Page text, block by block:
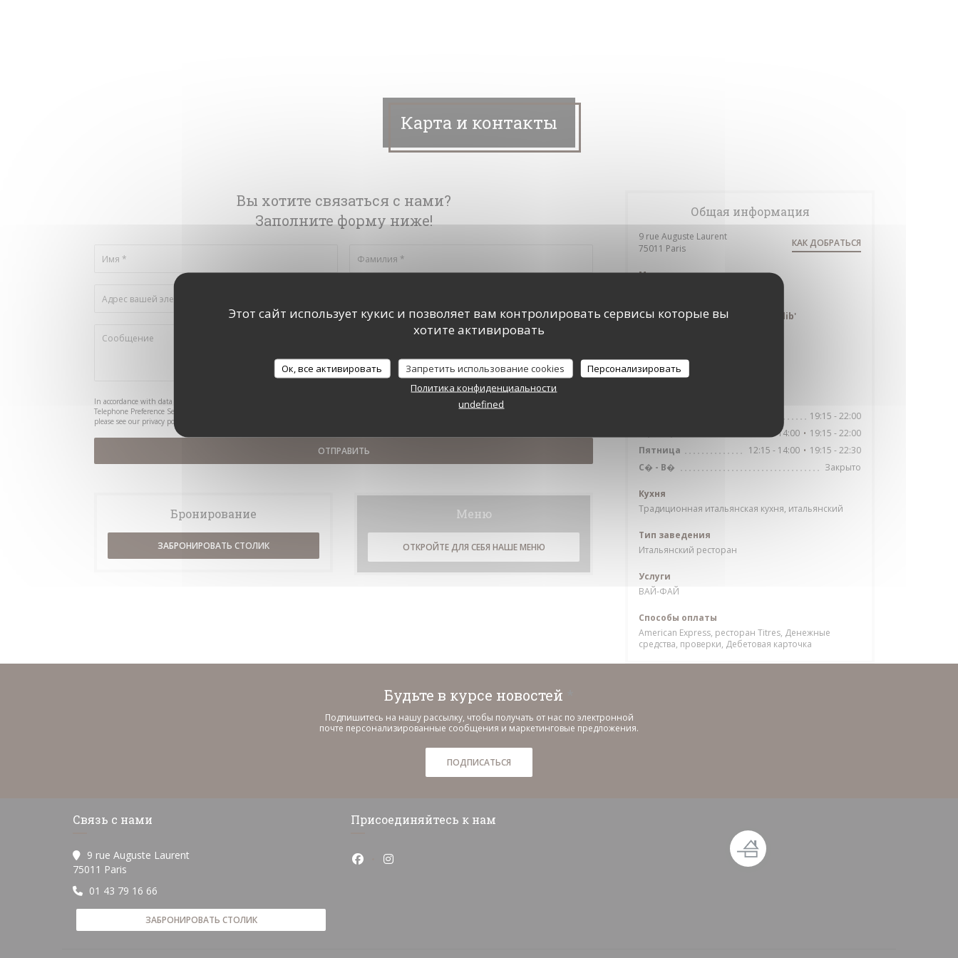
Этот сайт использует кукис и позволяет вам контролировать сервисы которые вы
хотите активировать
Ок, все активировать Запретить использование cookies
Персонализировать
Политика конфиденциальности
undefined
Карта и контакты
Вы хотите связаться с нами?
Заполните форму ниже!
In accordance with data protection regulations, you have the right to opt out of marketing communications. UK residents can register with the
Telephone Preference Service at
. For more information about how we process your data,
please see our privacy policy
Бронирование
ЗАБРОНИРОВАТЬ СТОЛИК
Меню
ОТКРОЙТЕ ДЛЯ СЕБЯ НАШЕ МЕНЮ
Общая информация
9 rue Auguste Laurent
75011 Paris((открывается в новом окне))КАК ДОБРАТЬСЯ
Метро
Сеть проката велосипедов Velib'
Автобус
Voltaire-Léon Blum
19:15 - 22:00
12:15 - 14:00 • 19:15 - 22:00
Пятница
12:15 - 14:00 • 19:15 - 22:30
С� - В� Закрыто
Кухня
Традиционная итальянская кухня, итальянский
Тип заведения
Итальянский ресторан
Услуги
ВАЙ-ФАЙ
Способы оплаты
American Express, ресторан Titres, Денежные
средства, проверки, Дебетовая карточка
Будьте в курсе новостей
Подпишитесь на нашу рассылку, чтобы получать от нас по электронной
почте персонализированные сообщения и маркетинговые предложения.
ПОДПИСАТЬСЯ
Связь с нами
9 rue Auguste Laurent
75011 Paris
01 43 79 16 66
ЗАБРОНИРОВАТЬ СТОЛИК
Присоединяйтесь к нам
Facebook ((открывается в новом окне))
Instagram ((открывается в новом окне))